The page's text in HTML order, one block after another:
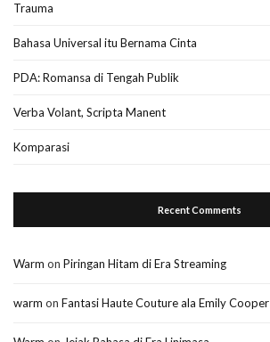
Trauma
Bahasa Universal itu Bernama Cinta
PDA: Romansa di Tengah Publik
Verba Volant, Scripta Manent
Komparasi
Recent Comments
Warm on Piringan Hitam di Era Streaming
warm on Fantasi Haute Couture ala Emily Cooper